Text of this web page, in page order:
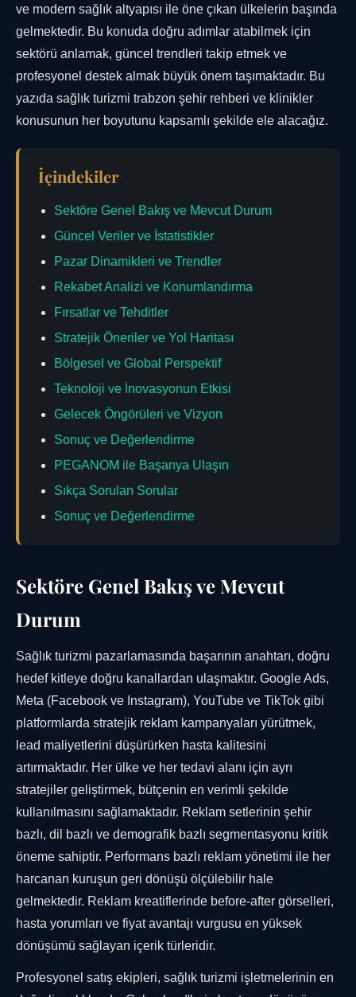
ve modern sağlık altyapısı ile öne çıkan ülkelerin başında
gelmektedir. Bu konuda doğru adımlar atabilmek için
sektörü anlamak, güncel trendleri takip etmek ve
profesyonel destek almak büyük önem taşımaktadır. Bu
yazıda sağlık turizmi trabzon şehir rehberi ve klinikler
konusunun her boyutunu kapsamlı şekilde ele alacağız.
İçindekiler
Sektöre Genel Bakış ve Mevcut Durum
Güncel Veriler ve İstatistikler
Pazar Dinamikleri ve Trendler
Rekabet Analizi ve Konumlandırma
Fırsatlar ve Tehditler
Stratejik Öneriler ve Yol Haritası
Bölgesel ve Global Perspektif
Teknoloji ve İnovasyonun Etkisi
Gelecek Öngörüleri ve Vizyon
Sonuç ve Değerlendirme
PEGANOM ile Başarıya Ulaşın
Sıkça Sorulan Sorular
Sonuç ve Değerlendirme
Sektöre Genel Bakış ve Mevcut
Durum
Sağlık turizmi pazarlamasında başarının anahtarı, doğru
hedef kitleye doğru kanallardan ulaşmaktır. Google Ads,
Meta (Facebook ve Instagram), YouTube ve TikTok gibi
platformlarda stratejik reklam kampanyaları yürütmek,
lead maliyetlerini düşürürken hasta kalitesini
artırmaktadır. Her ülke ve her tedavi alanı için ayrı
stratejiler geliştirmek, bütçenin en verimli şekilde
kullanılmasını sağlamaktadır. Reklam setlerinin şehir
bazlı, dil bazlı ve demografik bazlı segmentasyonu kritik
öneme sahiptir. Performans bazlı reklam yönetimi ile her
harcanan kuruşun geri dönüşü ölçülebilir hale
gelmektedir. Reklam kreatiflerinde before-after görselleri,
hasta yorumları ve fiyat avantajı vurgusu en yüksek
dönüşümü sağlayan içerik türleridir.
Profesyonel satış ekipleri, sağlık turizmi işletmelerinin en